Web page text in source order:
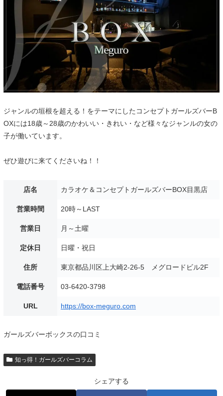
ジャンルの垣根を超える！をテーマにしたコンセプトガールズバーB
OXには18歳～28歳のかわいい・きれい・など様々なジャンルの女の
子が働いています。
ぜひ遊びに来てくださいね！！
店名 カラオケ＆コンセプトガールズバーBOX目黒店
営業時間 20時～LAST
営業日 月～土曜
定休日 日曜・祝日
住所 東京都品川区上大崎2-26-5 メグロードビル2F
電話番号 03-6420-3798
URL https://box-meguro.com
ガールズバーボックスの口コミ
知っ得！ガールズバーコラム
シェアする